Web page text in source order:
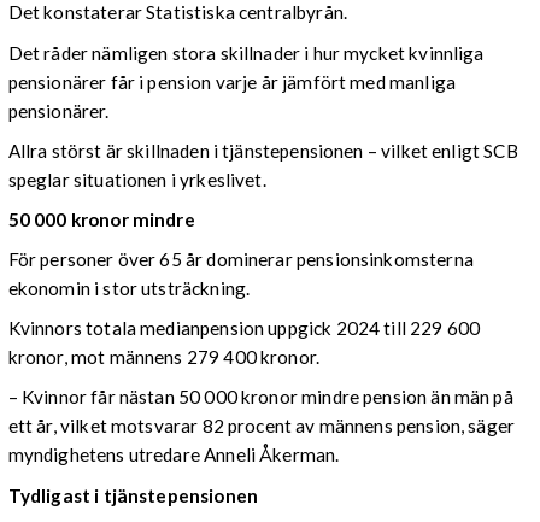
Det konstaterar Statistiska centralbyrån.
Det råder nämligen stora skillnader i hur mycket kvinnliga
pensionärer får i pension varje år jämfört med manliga
pensionärer.
Allra störst är skillnaden i tjänstepensionen – vilket enligt SCB
speglar situationen i yrkeslivet.
50 000 kronor mindre
För personer över 65 år dominerar pensionsinkomsterna
ekonomin i stor utsträckning.
Kvinnors totala medianpension uppgick 2024 till 229 600
kronor, mot männens 279 400 kronor.
– Kvinnor får nästan 50 000 kronor mindre pension än män på
ett år, vilket motsvarar 82 procent av männens pension, säger
myndighetens utredare Anneli Åkerman.
Tydligast i tjänstepensionen